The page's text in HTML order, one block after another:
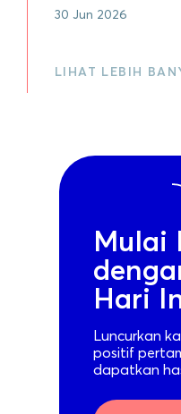
30 Jun 2026
LIHAT LEBIH
Mulai
Hari
Luncurkan
positif
dapatkan